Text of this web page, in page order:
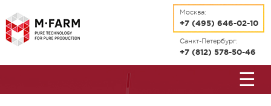
Москва:
+7 (495) 646-02-10
Санкт-Петербург:
+7 (812) 578-50-46
☰